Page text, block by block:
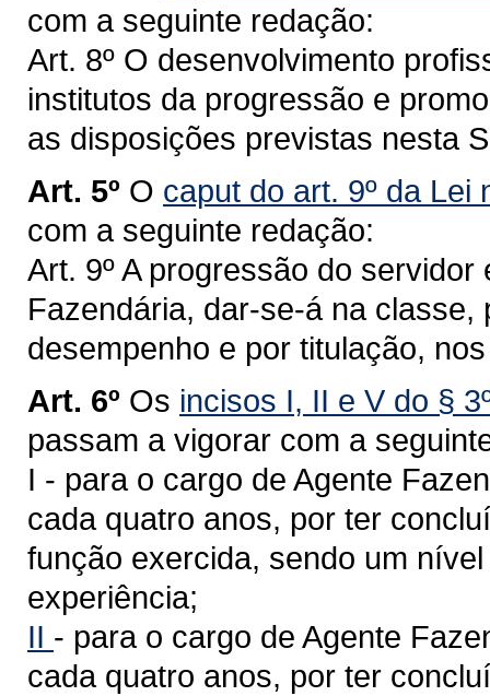
com a seguinte redação:
Art. 8º O desenvolvimento
institutos da progressão e
as disposições previstas nesta
Art. 5º O caput do art. 9º da Lei
com a seguinte redação:
Art. 9º A progressão do
Fazendária, dar-se-á na
desempenho e por titulação,
Art. 6º Os incisos I, II e V do §
passam a vigorar com a
I - para o cargo de Agente
cada quatro anos, por ter
função exercida, sendo um
experiência;
II - para o cargo de Agente
cada quatro anos, por ter